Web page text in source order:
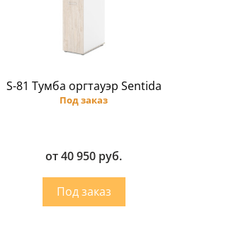
S-81 Тумба оргтауэр Sentida
Под заказ
от 40 950 руб.